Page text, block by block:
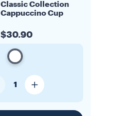
Classic Collection
Cappuccino Cup
$30.90
1